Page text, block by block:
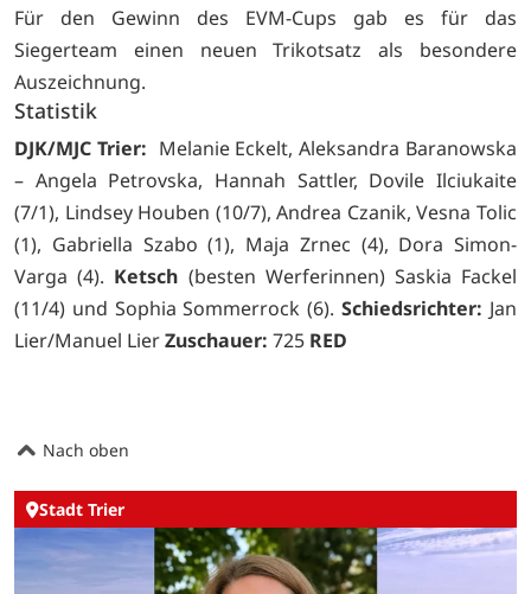
Für den Gewinn des EVM-Cups gab es für das
Siegerteam einen neuen Trikotsatz als besondere
Auszeichnung.
Statistik
DJK/MJC Trier: Melanie Eckelt, Aleksandra Baranowska
– Angela Petrovska, Hannah Sattler, Dovile Ilciukaite
(7/1), Lindsey Houben (10/7), Andrea Czanik, Vesna Tolic
(1), Gabriella Szabo (1), Maja Zrnec (4), Dora Simon-
Varga (4). Ketsch (besten Werferinnen) Saskia Fackel
(11/4) und Sophia Sommerrock (6).Schiedsrichter: Jan
Lier/Manuel LierZuschauer: 725 RED
Nach oben
Stadt Trier